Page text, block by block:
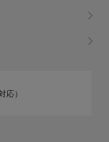
応）